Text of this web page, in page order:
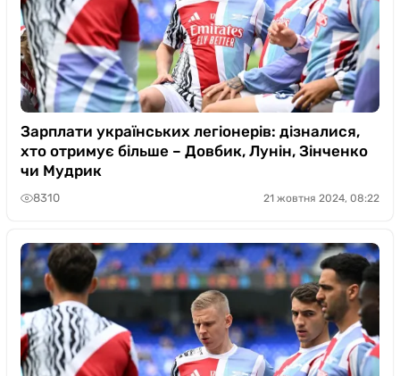
Зарплати українських легіонерів: дізналися,
хто отримує більше – Довбик, Лунін, Зінченко
чи Мудрик
8310 21 жовтня 2024, 08:22